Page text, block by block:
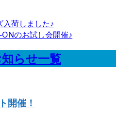
荷しました♪
のお試し会開催♪
らせ一覧
開催！